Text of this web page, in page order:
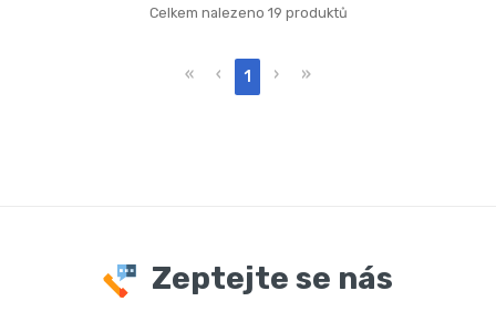
Celkem nalezeno 19 produktů
« ‹ 1 › »
Zeptejte se nás